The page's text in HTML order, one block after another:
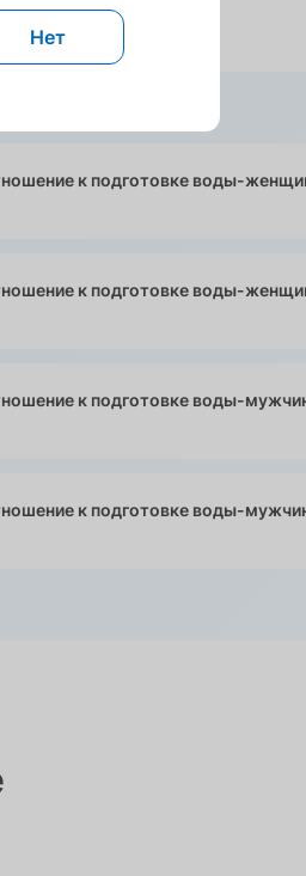
к подготовке воды-
к подготовке воды-
к подготовке воды-
к подготовке воды-
Нет